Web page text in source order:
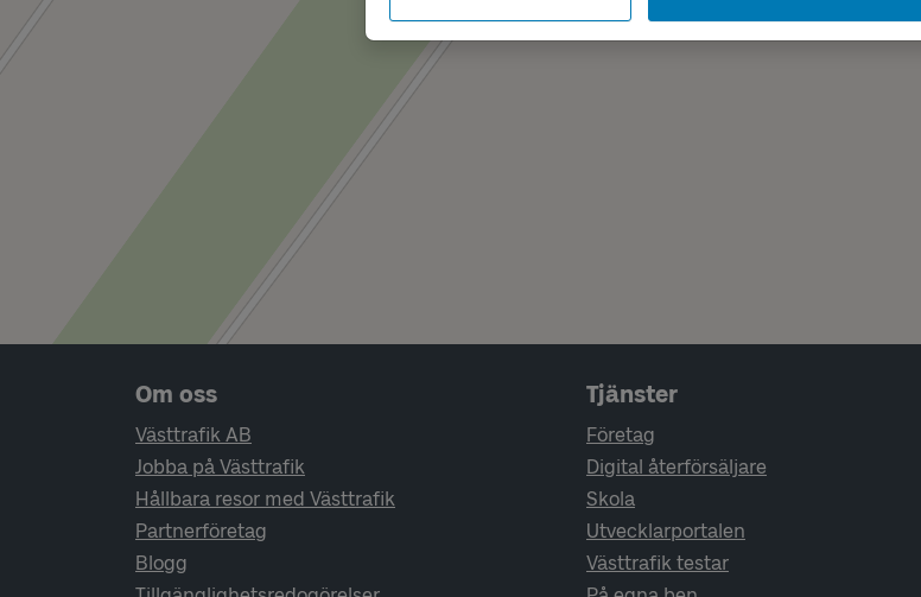
Sidfotsnavigering
Om oss
Västtrafik AB
Jobba på Västtrafik
Hållbara resor med Västtrafik
Partnerföretag
Blogg
Tjänster
Företag
Digital återförsäljare
Skola
Utvecklarportalen
Västtrafik testar